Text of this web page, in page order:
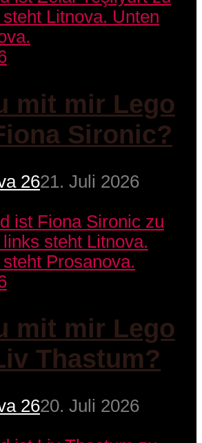
mit mir Lego
Sironic?
2621. Juli 2026
mit mir Lego
Thastum?
2620. Juli 2026